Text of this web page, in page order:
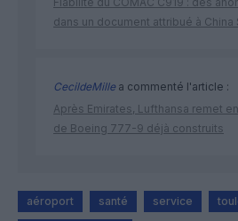
dans un document attribué à China
CecildeMillea commenté l'article :
Après Emirates, Lufthansa remet
de Boeing 777-9 déjà construits
aéroport santé service